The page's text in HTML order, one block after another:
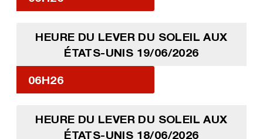
HEURE DU LEVER DU SOLEIL AUX
ÉTATS-UNIS 19/06/2026
06H26
HEURE DU LEVER DU SOLEIL AUX
ÉTATS-UNIS 18/06/2026